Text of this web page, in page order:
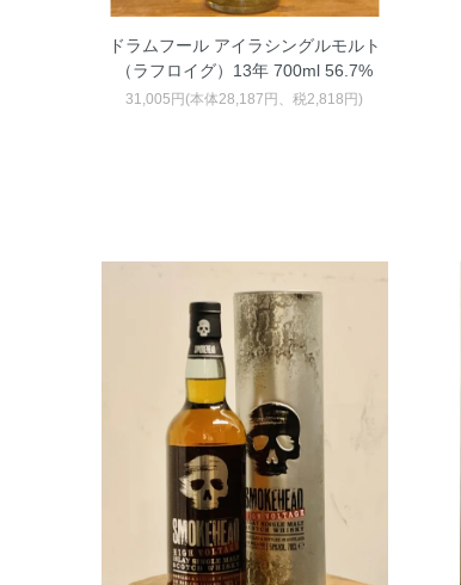
ドラムフール アイラシングルモルト
（ラフロイグ）13年 700ml 56.7%
31,005円(本体28,187円、税2,818円)